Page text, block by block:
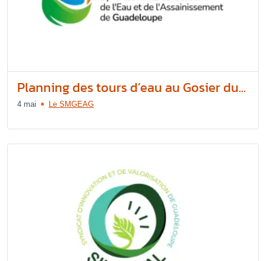
Planning des tours d’eau au Gosier du...
4 mai Le SMGEAG